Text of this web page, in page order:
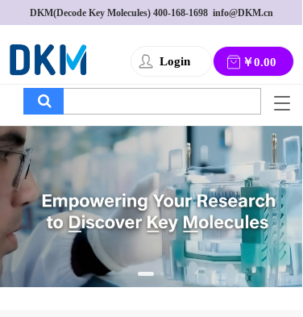
DKM(Decode Key Molecules) 400-168-1698
  info@DKM.cn
Login ￥0.00
T
g
l
e
n
a
v
i
g
a